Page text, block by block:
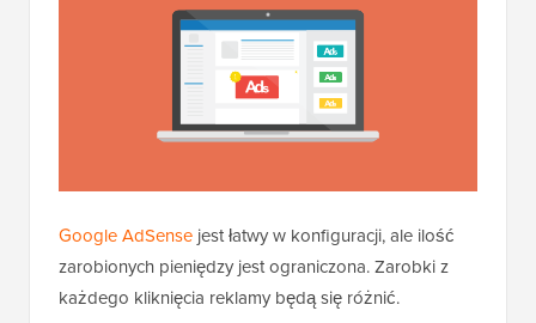
Google AdSense jest łatwy w konfiguracji, ale ilość
zarobionych pieniędzy jest ograniczona. Zarobki z
każdego kliknięcia reklamy będą się różnić.